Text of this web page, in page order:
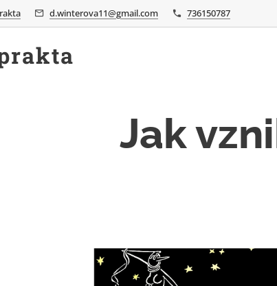
d.winterova11@gmail.com 736150787
Jak